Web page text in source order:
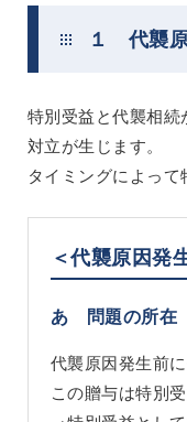
１ 代襲
特別受益と代襲相
対立が生じます。
タイミングによって
＜代襲原因発
あ 問題の所在
代襲原因発生前
この贈与は特別